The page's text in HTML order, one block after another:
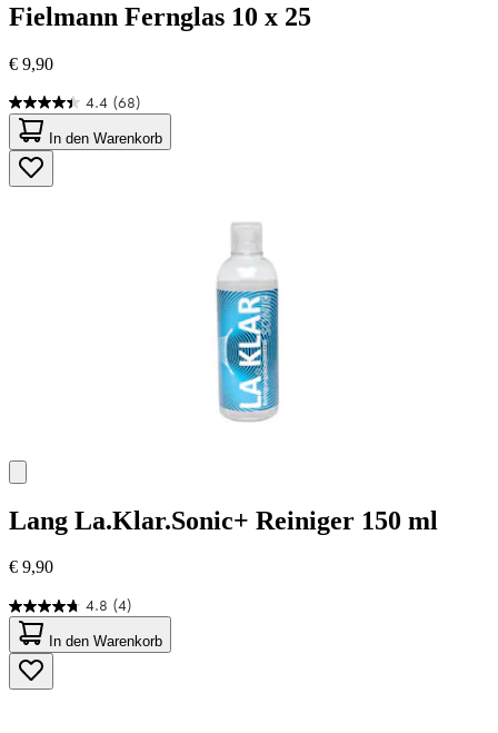
Fielmann Fernglas 10 x 25
€ 9,90
4.4 (68)
4.4
von
5
Sternen.
68
In den Warenkorb
Lang La.Klar.Sonic+ Reiniger 150 ml
€ 9,90
4.8 (4)
4.8
von
5
Sternen.
4
In den Warenkorb